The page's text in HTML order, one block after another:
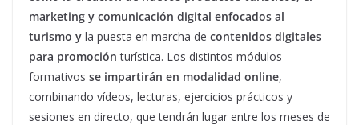
marketing y comunicación digital enfocados al
turismo y la puesta en marcha de contenidos digitales
para promoción turística. Los distintos módulos
formativos se impartirán en modalidad online,
combinando vídeos, lecturas, ejercicios prácticos y
sesiones en directo, que tendrán lugar entre los meses de